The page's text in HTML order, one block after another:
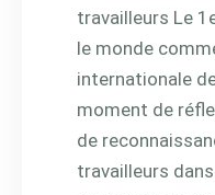
travailleurs Le
le monde
internationale
moment de
de
travailleurs